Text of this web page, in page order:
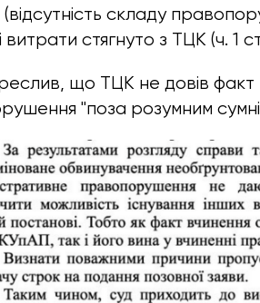
складу
витрати стягнуто з ТЦК (ч. 1
що ТЦК не довів
"поза розумним